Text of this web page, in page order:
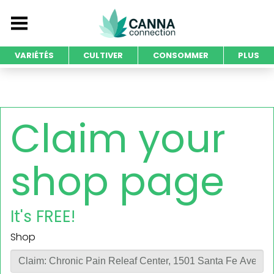
VARIÉTÉS CULTIVER CONSOMMER PLUS
Claim your
shop page
It's FREE!
Shop